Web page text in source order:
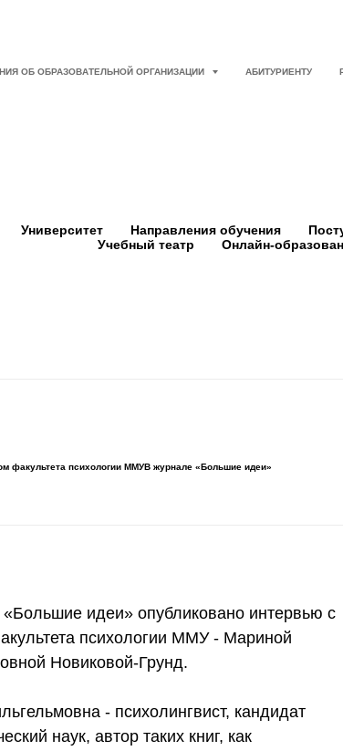
ОБ ОБРАЗОВАТЕЛЬНОЙ ОРГАНИЗАЦИИ АБИТУРИЕНТУ
Университет Направления обучения
Учебный театр
Онлайн-
факультета психологии ММУВ журнале «Большие идеи»
идеи» опубликовано интервью с
психологии ММУ - Мариной
Новиковой-Грунд.
- психолингвист, кандидат
наук, автор таких книг, как